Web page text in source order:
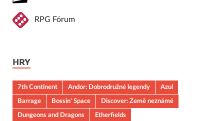
RPG Fórum
HRY
7th Continent Andor: Dobrodružné legendy
Azul
Barrage
Bossin' Space
Discover: Země neznámé
Dungeons and Dragons
Etherfields